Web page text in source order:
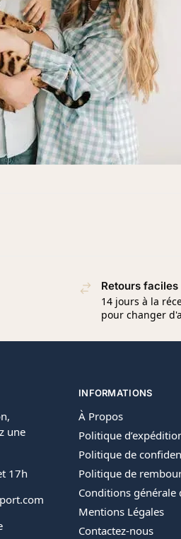
Retours faciles
14 jours à la
pour changer
une
17h
INFORMATIONS
À Propos
Politique
Politique de
Politique de
Conditions générale
Mentions Légales
Contactez-nous